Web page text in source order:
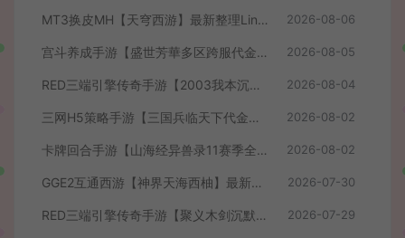
MT3换皮MH【天穹西游】最新整理Linux手工服务端+安卓苹果双端+GM后台+详细搭建教程+全套源码+视频教程 2026-08-06
宫斗养成手游【盛世芳華多区跨服代金券本地优化版】最新整理单机一键即玩端+Linux手工服务端+CDK授权后台+安卓+详细搭建教程 2026-08-05
RED三端引擎传奇手游【2003我本沉默】最新整理Win系服务端+安卓苹果PC三端+详细搭建教程 2026-08-04
三网H5策略手游【三国兵临天下代金券内购七合修复版】最新整理单机一键即玩镜像端+Linux手工服务端+管理后台+GM授权后台+简易安卓客户端+详细搭建教程+视频教程 2026-08-02
卡牌回合手游【山海经异兽录11赛季全人物代金券内购版】最新整理WIN系服务端+授权GM后台+管理后台+热更修改工具+安卓+详细搭建教程 2026-08-02
GGE2互通西游【神界天海西柚】最新整理Win系服务端+安卓苹果PC三端+内置GM工具+全套源码+详细搭建教程+视频教程 2026-07-30
RED三端引擎传奇手游【聚义木剑沉默高仿嘟嘟沉默】最新整理Win系服务端+安卓苹果PC三端+详细搭建教程 2026-07-29